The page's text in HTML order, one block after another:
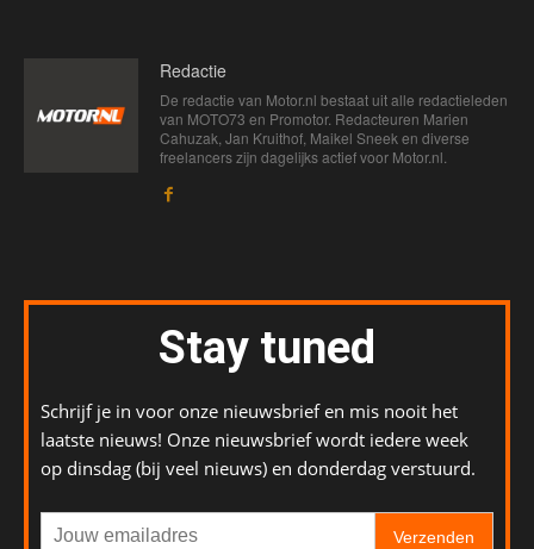
Redactie
De redactie van Motor.nl bestaat uit alle redactieleden
van MOTO73 en Promotor. Redacteuren Marien
Cahuzak, Jan Kruithof, Maikel Sneek en diverse
freelancers zijn dagelijks actief voor Motor.nl.
Stay tuned
Schrijf je in voor onze nieuwsbrief en mis nooit het
laatste nieuws! Onze nieuwsbrief wordt iedere week
op dinsdag (bij veel nieuws) en donderdag verstuurd.
Verzenden